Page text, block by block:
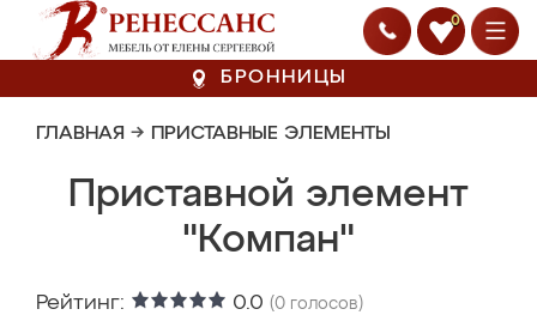
0
БРОННИЦЫ
ГЛАВНАЯ → ПРИСТАВНЫЕ ЭЛЕМЕНТЫ
Приставной элемент
"Компан"
Рейтинг: 0.0 (0 голосов)